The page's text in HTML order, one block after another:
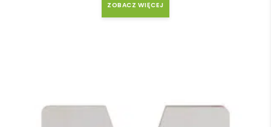
ZOBACZ WIĘCEJ